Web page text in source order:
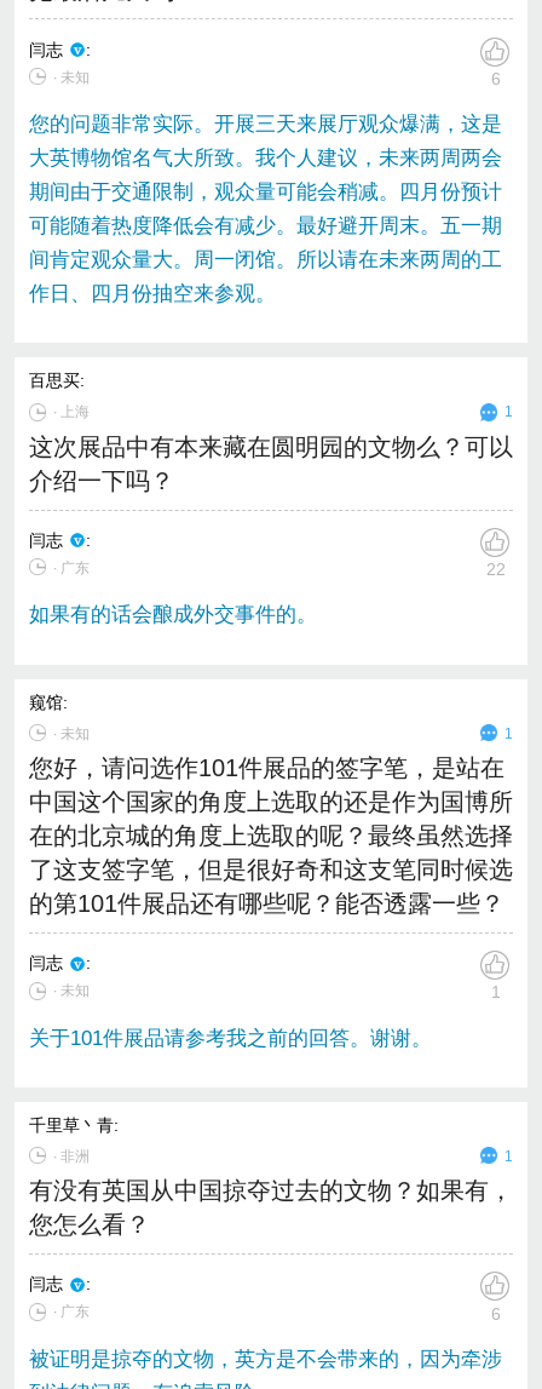
闫志 :
∙ 未知 6
您的问题非常实际。开展三天来展厅观众爆满，这是
大英博物馆名气大所致。我个人建议，未来两周两会
期间由于交通限制，观众量可能会稍减。四月份预计
可能随着热度降低会有减少。最好避开周末。五一期
间肯定观众量大。周一闭馆。所以请在未来两周的工
作日、四月份抽空来参观。
百思买:
∙ 上海 1
这次展品中有本来藏在圆明园的文物么？可以
介绍一下吗？
闫志 :
∙ 广东 22
如果有的话会酿成外交事件的。
窥馆:
∙ 未知 1
您好，请问选作101件展品的签字笔，是站在
中国这个国家的角度上选取的还是作为国博所
在的北京城的角度上选取的呢？最终虽然选择
了这支签字笔，但是很好奇和这支笔同时候选
的第101件展品还有哪些呢？能否透露一些？
闫志 :
∙ 未知 1
关于101件展品请参考我之前的回答。谢谢。
千里草丶青:
∙非洲 1
有没有英国从中国掠夺过去的文物？如果有，
您怎么看？
闫志 :
∙ 广东 6
被证明是掠夺的文物，英方是不会带来的，因为牵涉